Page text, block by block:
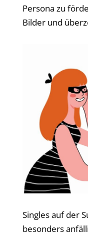
Persona zu
Bilder und
Singles auf der
besonders